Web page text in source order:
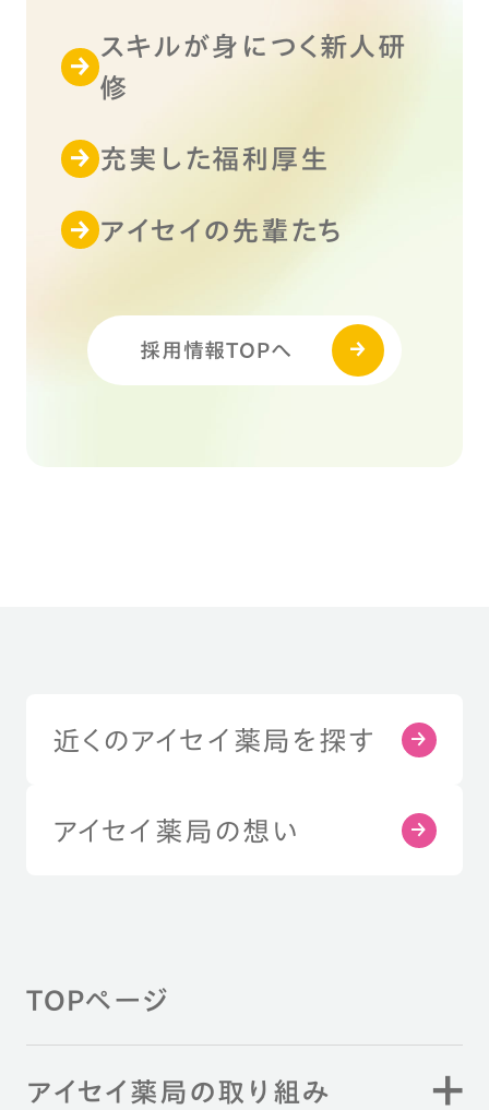
スキルが身につく新人研
修
充実した福利厚生
アイセイの先輩たち
採用情報TOPへ
近くのアイセイ薬局を探す
アイセイ薬局の想い
TOPページ
アイセイ薬局の取り組み